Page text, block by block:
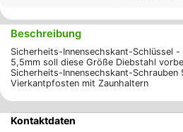
Beschreibung
Sicherheits-Innensechskant-Schlüssel
5,5mm soll diese Größe Diebstahl
Sicherheits-Innensechskant-Schrauben
Vierkantpfosten mit Zaunhaltern
Kontaktdaten